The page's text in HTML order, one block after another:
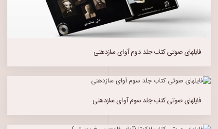
فایلهای صوتی کتاب جلد دوم آوای سازدهنی
فایلهای صوتی کتاب جلد سوم آوای سازدهنی